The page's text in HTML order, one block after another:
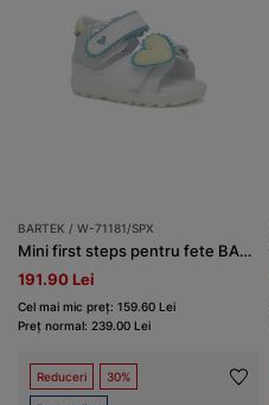
BARTEK / W-71181/SPX
Mini first steps pentru fete BARTEK W-71181/SPX, alb
191.90 Lei
Cel mai mic preț: 159.60 Lei
Preț normal: 239.00 Lei
Reduceri 30%